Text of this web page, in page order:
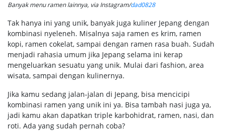
Banyak menu ramen lainnya, via Instagram/dad0828
Tak hanya ini yang unik, banyak juga kuliner Jepang dengan
kombinasi nyeleneh. Misalnya saja ramen es krim, ramen
kopi, ramen cokelat, sampai dengan ramen rasa buah. Sudah
menjadi rahasia umum jika Jepang selama ini kerap
mengeluarkan sesuatu yang unik. Mulai dari fashion, area
wisata, sampai dengan kulinernya.
Jika kamu sedang jalan-jalan di Jepang, bisa mencicipi
kombinasi ramen yang unik ini ya. Bisa tambah nasi juga ya,
jadi kamu akan dapatkan triple karbohidrat, ramen, nasi, dan
roti. Ada yang sudah pernah coba?